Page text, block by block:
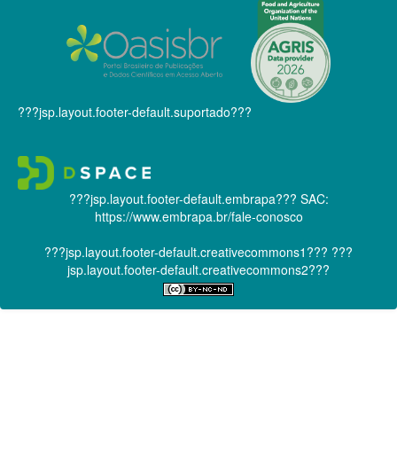
???jsp.layout.footer-default.suportado???
???jsp.layout.footer-default.embrapa??? SAC:
https://www.embrapa.br/fale-conosco
???jsp.layout.footer-default.creativecommons1??? ???
jsp.layout.footer-default.creativecommons2???